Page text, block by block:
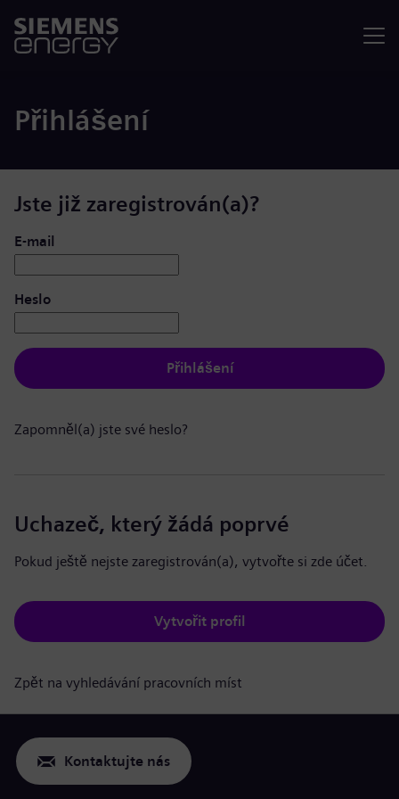
Přihlášení
Jste již zaregistrován(a)?
Přihlášení: uživatel a heslo
E-mail
Heslo
Přihlášení
Zapomněl(a) jste své heslo?
Uchazeč, který žádá poprvé
Pokud ještě nejste zaregistrován(a), vytvořte si zde účet.
Vytvořit profil
Zpět na vyhledávání pracovních míst
Kontaktujte nás